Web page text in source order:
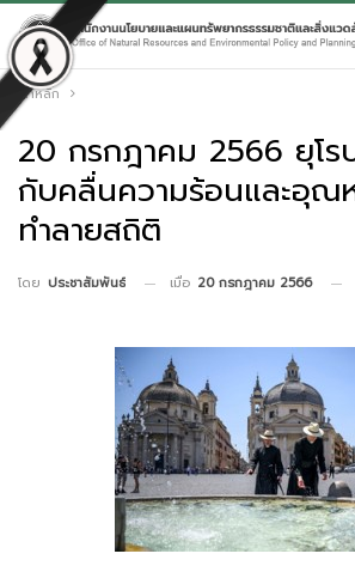
หน้าหลัก
20 กรกฎาคม 2566 ยุโร
กับคลื่นความร้อนและอุณ
ทำลายสถิติ
โดย ประชาสัมพันธ์ เมื่อ 20 กรกฎาคม 2566